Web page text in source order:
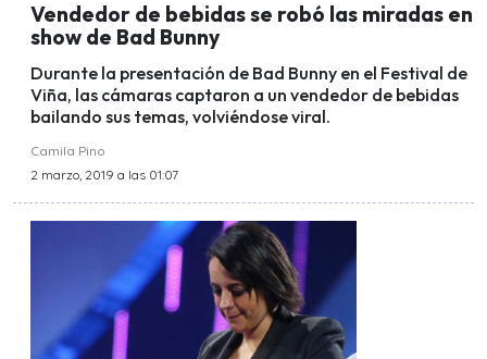
Vendedor de bebidas se robó las miradas en
show de Bad Bunny
Durante la presentación de Bad Bunny en el Festival de
Viña, las cámaras captaron a un vendedor de bebidas
bailando sus temas, volviéndose viral.
Camila Pino
2 marzo, 2019 a las 01:07